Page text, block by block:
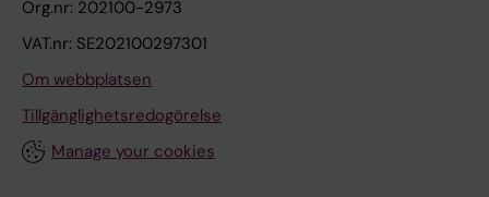
Org.nr: 202100-2973
VAT.nr: SE202100297301
Om webbplatsen
Tillgänglighetsredogörelse
Manage your cookies